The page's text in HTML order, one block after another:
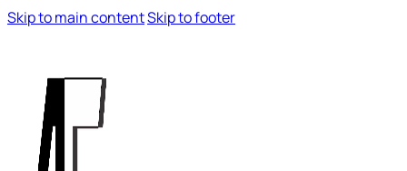
Skip to main contentSkip to footer